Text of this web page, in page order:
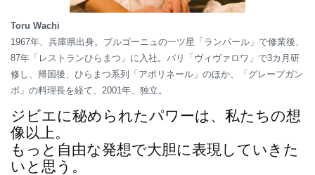
Toru Wachi
1967年、兵庫県出身。ブルゴーニュの一ツ星「ランパール」で修業後、
87年「レストランひらまつ」に入社。パリ「ヴィヴァロワ」で3カ月研
修し、帰国後、ひらまつ系列「アポリネール」のほか、「グレープガン
ボ」の料理長を経て、2001年、独立。
ジビエに秘められたパワーは、私たちの想
像以上。
もっと自由な発想で大胆に表現していきた
いと思う。